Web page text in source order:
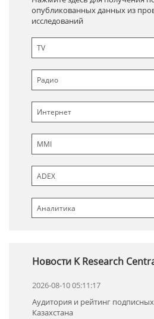
опубликованных данных из
исследований
TV
Радио
Интернет
MMI
ADEX
Аналитика
Новости K Research
2026-08-10 05:11:17
Аудитория и рейтинг
Казахстана